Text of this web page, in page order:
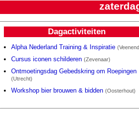
Dagactiviteiten
Alpha Nederland Training & Inspiratie
Cursus iconen schilderen (Zevenaar)
Ontmoetingsdag Gebedskring om Roepingen
(Utrecht)
Workshop bier brouwen & bidden (Oosterhout)